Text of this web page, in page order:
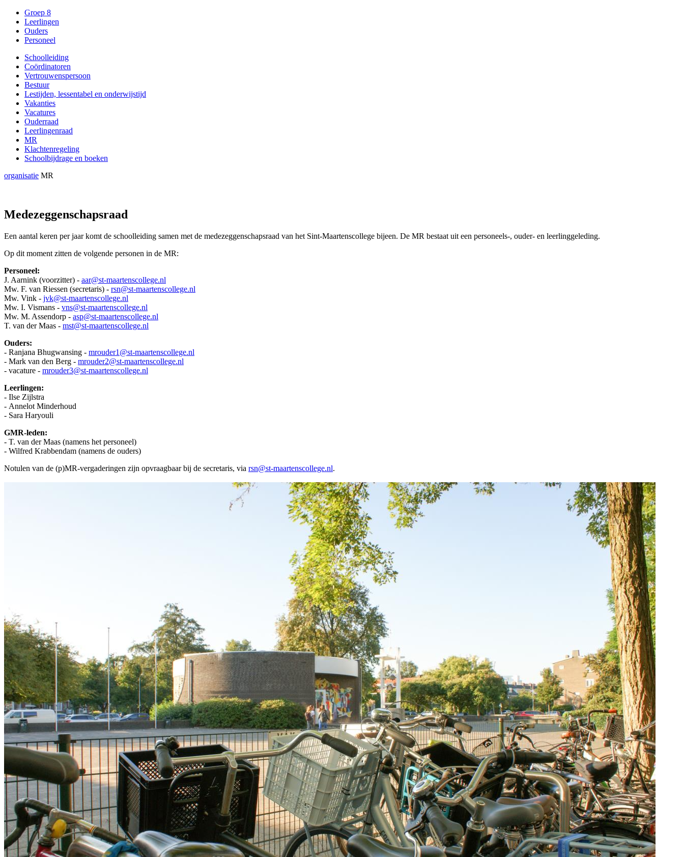
Groep 8
Leerlingen
Ouders
Personeel
Schoolleiding
Coördinatoren
Vertrouwenspersoon
Bestuur
Lestijden, lessentabel en onderwijstijd
Vakanties
Vacatures
Ouderraad
Leerlingenraad
MR
Klachtenregeling
Schoolbijdrage en boeken
organisatie MR
Medezeggenschapsraad
Een aantal keren per jaar komt de schoolleiding samen met de medezeggenschapsraad van het Sint-Maartenscollege bijeen. De MR bestaat uit een personeels-, ouder- en leerlinggeleding.
Op dit moment zitten de volgende personen in de MR:
Personeel:
J. Aarnink (voorzitter) - aar@st-maartenscollege.nl
Mw. F. van Riessen (secretaris) - rsn@st-maartenscollege.nl
Mw. Vink - jvk@st-maartenscollege.nl
Mw. I. Vismans - vns@st-maartenscollege.nl
Mw. M. Assendorp - asp@st-maartenscollege.nl
T. van der Maas - mst@st-maartenscollege.nl
Ouders:
- Ranjana Bhugwansing - mrouder1@st-maartenscollege.nl
- Mark van den Berg - mrouder2@st-maartenscollege.nl
- vacature - mrouder3@st-maartenscollege.nl
Leerlingen:
- Ilse Zijlstra
- Annelot Minderhoud
- Sara Haryouli
GMR-leden:
- T. van der Maas (namens het personeel)
- Wilfred Krabbendam (namens de ouders)
Notulen van de (p)MR-vergaderingen zijn opvraagbaar bij de secretaris, via rsn@st-maartenscollege.nl.